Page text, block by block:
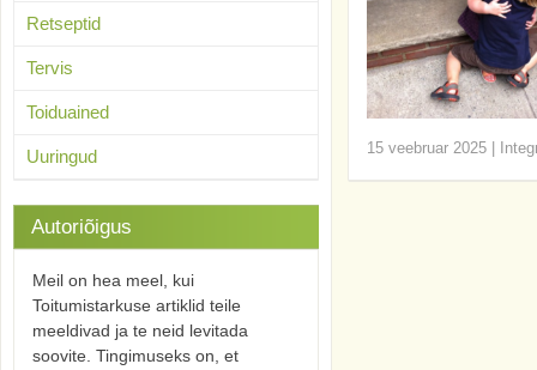
15 veebruar 2025
Retseptid
Tervis
Toiduained
Uuringud
Autoriõigus
Meil on hea meel, kui
Toitumistarkuse artiklid teile
meeldivad ja te neid levitada
soovite. Tingimuseks on, et